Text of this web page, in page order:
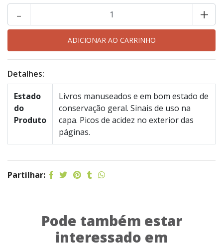
+
-
Detalhes:
Estado
do
Produto
Livros manuseados e em bom estado de
conservação geral. Sinais de uso na
capa. Picos de acidez no exterior das
páginas.
Partilhar:
Pode também estar
interessado em